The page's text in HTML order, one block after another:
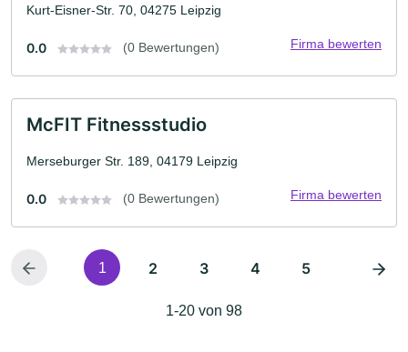
Kurt-Eisner-Str. 70, 04275 Leipzig
0.0 (0 Bewertungen) Firma bewerten
McFIT Fitnessstudio
Merseburger Str. 189, 04179 Leipzig
0.0 (0 Bewertungen) Firma bewerten
1 2 3 4 5
1-20 von 98